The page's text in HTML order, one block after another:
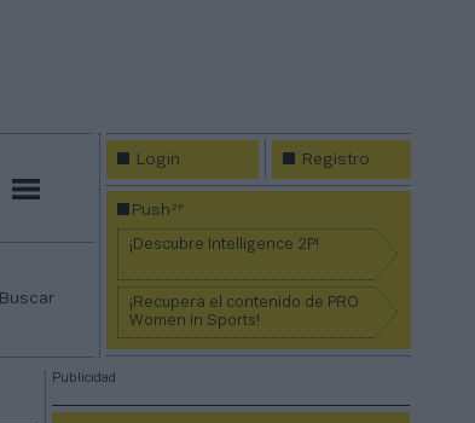
Buscar
Login Registro
Push2P
¡Descubre Intelligence 2P!
¡Recupera el contenido de PRO
Women in Sports!
Publicidad